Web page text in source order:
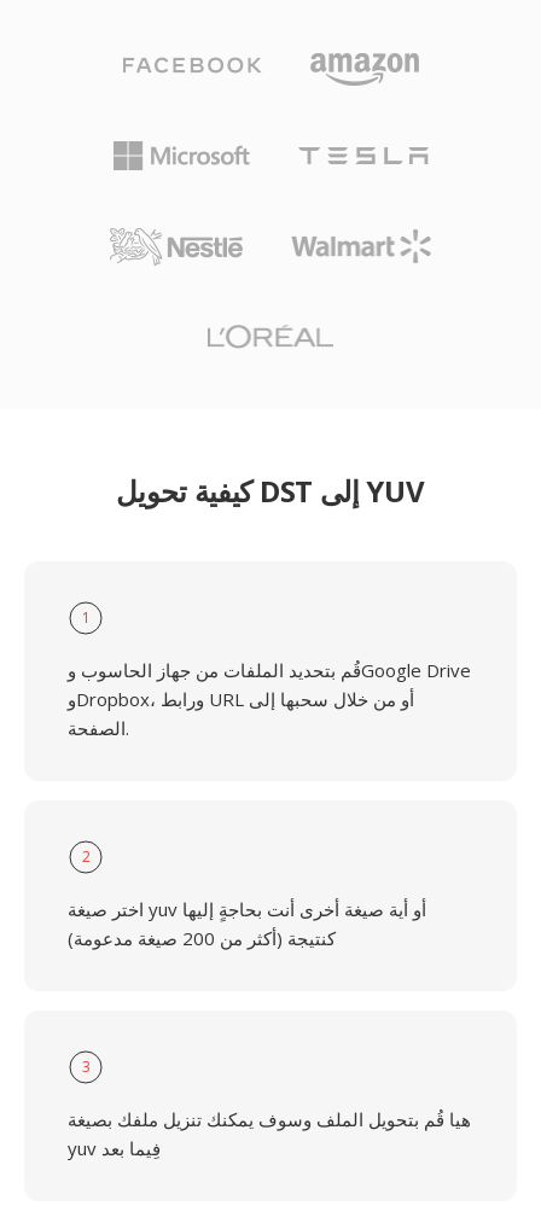
كيفية تحويل DST إلى YUV
1
قُم بتحديد الملفات من جهاز الحاسوب وGoogle Drive
وDropbox، ورابط URL أو من خلال سحبها إلى
الصفحة.
2
اختر صيغة yuv أو أية صيغة أخرى أنت بحاجةٍ إليها
كنتيجة (أكثر من 200 صيغة مدعومة)
3
هيا قُم بتحويل الملف وسوف يمكنك تنزيل ملفك بصيغة
yuv فِيما بعد